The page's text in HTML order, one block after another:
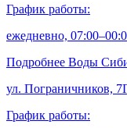
График работы:
ежедневно,
Подробнее Воды
ул. Пограничников,
График работы: